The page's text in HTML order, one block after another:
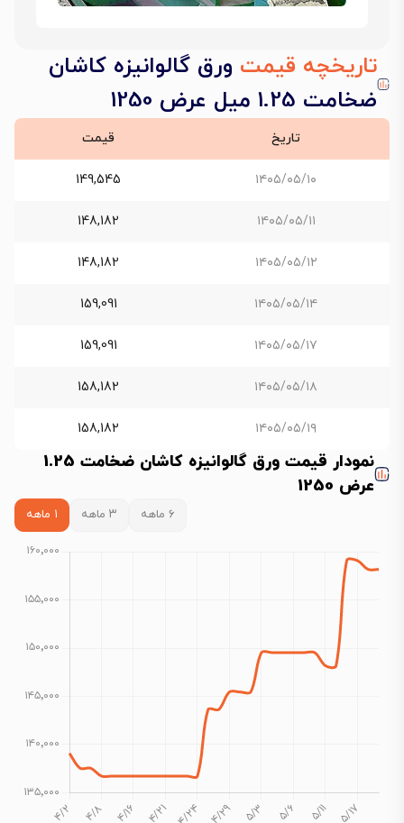
تاریخچه قیمت ورق گالوانیزه کاشان
ضخامت 1.25 میل عرض 1250
تاریخ قیمت
۱۴۰۵/۰۵/۱۰ 149,545
۱۴۰۵/۰۵/۱۱ 148,182
۱۴۰۵/۰۵/۱۲ 148,182
۱۴۰۵/۰۵/۱۴ 159,091
۱۴۰۵/۰۵/۱۷ 159,091
۱۴۰۵/۰۵/۱۸ 158,182
۱۴۰۵/۰۵/۱۹ 158,182
نمودار قیمت ورق گالوانیزه کاشان ضخامت 1.25
عرض 1250
۶ ماهه ۳ ماهه ۱ ماهه